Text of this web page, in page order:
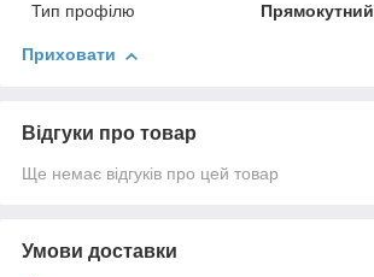
Тип профілю
Прямокутний
Приховати
Відгуки про товар
Ще немає відгуків про цей товар
Умови доставки